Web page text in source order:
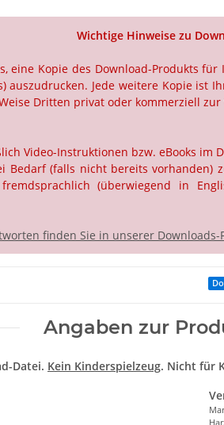
Wichtige Hinweise zu
eine Kopie des Download-Produkts
auszudrucken. Jede weitere Kopie
Dritten privat oder kommerziell zur
Video-Instruktionen bzw. eBooks im
(falls nicht bereits
(überwiegend in
finden Sie in unserer Downloads-
Angaben zur
Datei. Kein Kinderspielzeug. Nicht für